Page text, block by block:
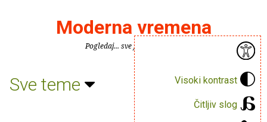
Visoki kontrast
Čitljiv slog
Moderna vremena
Pogledaj... sve je puno knjiga.
Sve teme